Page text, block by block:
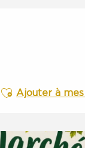
Ajouter aux
Ajouter à